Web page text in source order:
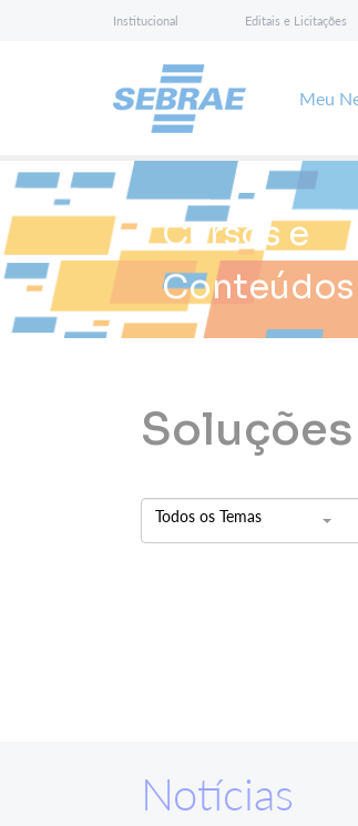
Institucional Editais e Licitações
Meu
Cursos e
Conteúdos
Todos os Temas
Notícias